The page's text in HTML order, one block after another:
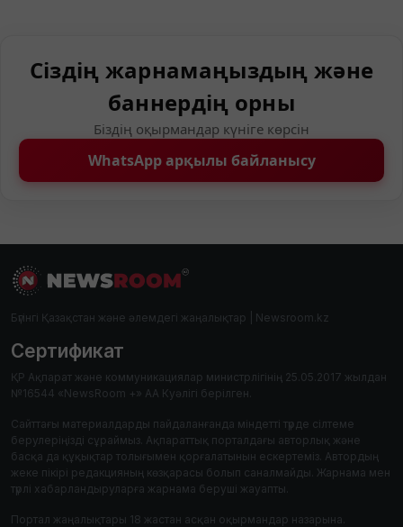
Сіздің жарнамаңыздың және
баннердің орны
Біздің оқырмандар күніге көрсін
WhatsApp арқылы байланысу
Бүгінгі Қазақстан және әлемдегі жаңалықтар | Newsroom.kz
Сертификат
ҚР Ақпарат және коммуникациялар министрлігінің 25.05.2017 жылдан
№16544 «NewsRoom +» АА Куәлігі берілген.
Сайттағы материалдарды пайдаланғанда міндетті түрде сілтеме
берулеріңізді сұраймыз. Ақпараттық порталдағы авторлық және
басқа да құқықтар толығымен қорғалатынын ескертеміз. Автордың
жеке пікірі редакцияның көзқарасы болып саналмайды. Жарнама мен
түрлі хабарландыруларға жарнама беруші жауапты.
Портал жаңалықтары 18 жастан асқан оқырмандар назарына.